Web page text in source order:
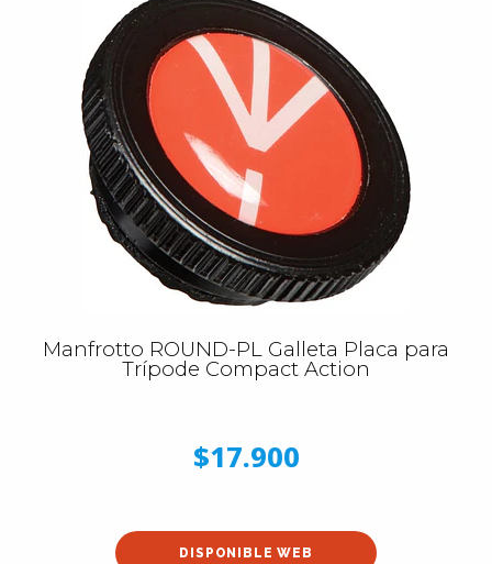
Manfrotto ROUND-PL Galleta Placa para
Trípode Compact Action
$17.900
DISPONIBLE WEB